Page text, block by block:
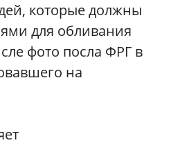
которые должны
для обливания
фото посла ФРГ в
на